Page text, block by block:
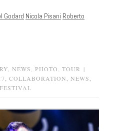
Godard Nicola Pisani Roberto
NEWS PHOTO TOUR |
COLLABORATION NEWS